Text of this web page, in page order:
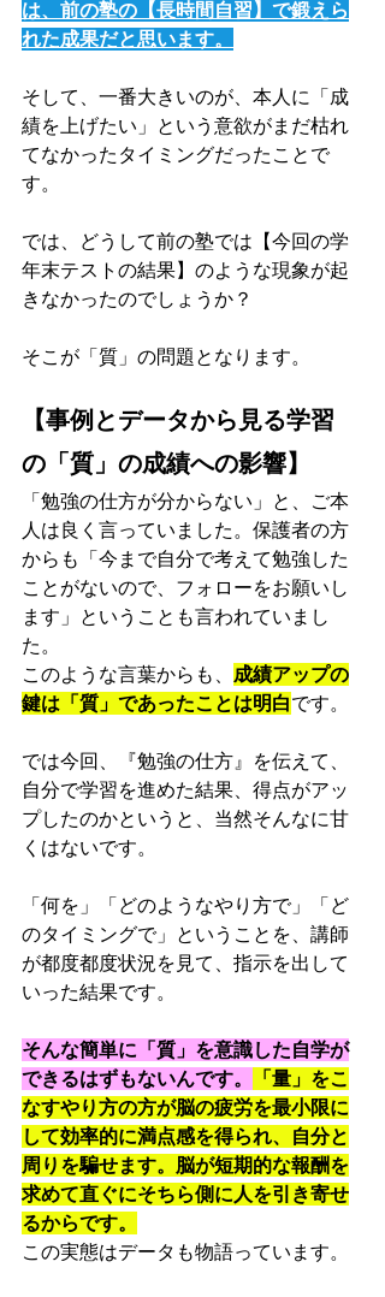
は、前の塾の【長時間自習】で鍛えら
れた成果だと思います。
そして、一番大きいのが、本人に「成
績を上げたい」という意欲がまだ枯れ
てなかったタイミングだったことで
す。
では、どうして前の塾では【今回の学
年末テストの結果】のような現象が起
きなかったのでしょうか？
そこが「質」の問題となります。
【事例とデータから見る学習
の「質」の成績への影響】
「勉強の仕方が分からない」と、ご本
人は良く言っていました。保護者の方
からも「今まで自分で考えて勉強した
ことがないので、フォローをお願いし
ます」ということも言われていまし
た。
このような言葉からも、 成績アップの
鍵は「質」であったことは明白です。
では今回、『勉強の仕方』を伝えて、
自分で学習を進めた結果、得点がアッ
プしたのかというと、当然そんなに甘
くはないです。
「何を」「どのようなやり方で」「ど
のタイミングで」ということを、講師
が都度都度状況を見て、指示を出して
いった結果です。
そんな簡単に「質」を意識した自学が
できるはずもないんです。
「量」をこ
なすやり方の方が脳の疲労を最小限に
して効率的に満点感を得られ、自分と
周りを騙せます。脳が短期的な報酬を
求めて直ぐにそちら側に人を引き寄せ
るからです。
この実態はデータも物語っています。